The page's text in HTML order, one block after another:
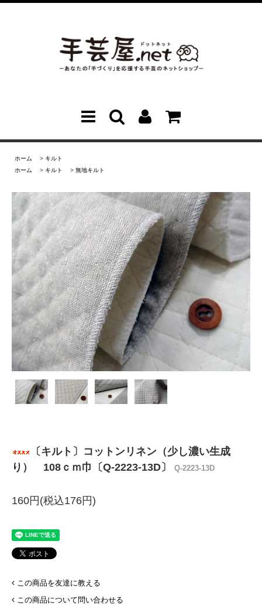
ホーム > キルト
ホーム
> キルト > 無地キルト
〔キルト〕コットンリネン（少し濃い生成
り） 108ｃｍ巾〔Q-2223-13D〕
Q-2223-13D
160円(税込176円)
この商品を友達に教える
この商品について問い合わせる